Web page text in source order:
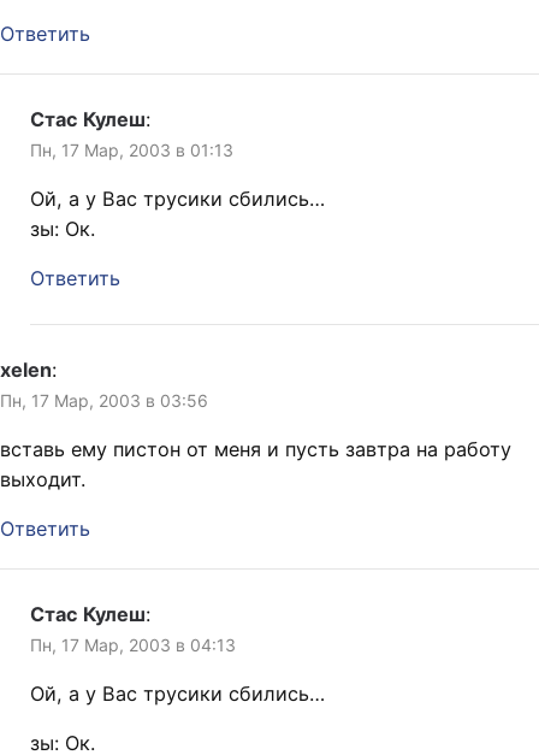
Ответить
Стас Кулеш:
Пн, 17 Мар, 2003 в 01:13
Ой, а у Вас трусики сбились…
зы: Ок.
Ответить
xelen:
Пн, 17 Мар, 2003 в 03:56
вставь ему пистон от меня и пусть завтра на работу
выходит.
Ответить
Стас Кулеш:
Пн, 17 Мар, 2003 в 04:13
Ой, а у Вас трусики сбились…
зы: Ок.